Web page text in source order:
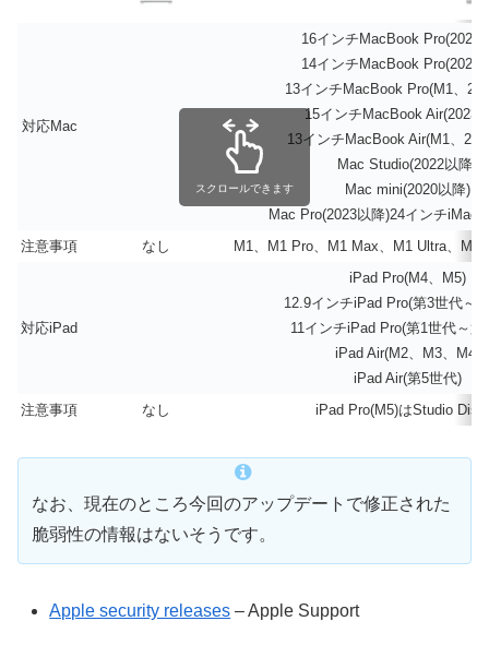
対応Mac
16インチMacBook Pro(2021
14インチMacBook Pro(2021
13インチMacBook Pro(M1、
15インチMacBook Air(2023
13インチMacBook Air(M1、
Mac Studio(2022以降)
Mac mini(2020以降)
Mac Pro(2023以降)24インチ
注意事項
なし M1、M1 Pro、M1 Max、M1 Ultra、
対応iPad
iPad Pro(M4、M5)
12.9インチiPad Pro(第3世代～
11インチiPad Pro(第1世代～第
iPad Air(M2、M3、M4)
iPad Air(第5世代)
注意事項
なし iPad Pro(M5)はStudio
スクロールできます
なお、現在のところ今回のアップデートで修正された
脆弱性の情報はないそうです。
Apple security releases – Apple Support